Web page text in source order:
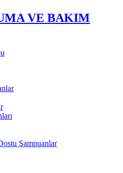
VE BAKIM
Şampuanlar